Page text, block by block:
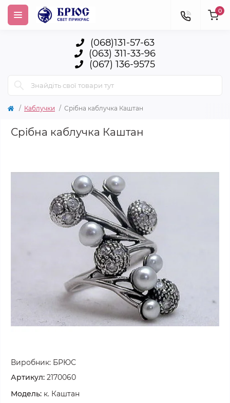
(068)131-57-63
(063) 311-33-96
(067) 136-9575
0
Каблучки Срібна каблучка Каштан
Срібна каблучка Каштан
Виробник: БРЮС
Артикул: 2170060
Модель: к. Каштан